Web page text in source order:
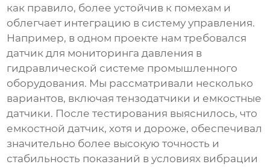
как правило, более устойчив к помехам и
облегчает интеграцию в систему управления.
Например, в одном проекте нам требовался
датчик для мониторинга давления в
гидравлической системе промышленного
оборудования. Мы рассматривали несколько
вариантов, включая тензодатчики и емкостные
датчики. После тестирования выяснилось, что
емкостной датчик, хотя и дороже, обеспечивал
значительно более высокую точность и
стабильность показаний в условиях вибрации